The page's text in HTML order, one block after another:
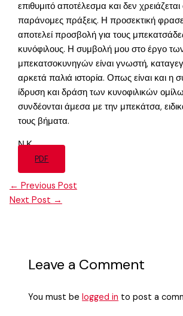
επιθυμιτό αποτέλεσμα και δεν
παράνομες πράξεις. Η προσεκτική
αποτελεί προσβολή για τους
κυνόφιλους. Η συμβολή μου στο έργο
μπεκατσοκυνηγών είναι γνωστή,
αρκετά παλιά ιστορία. Οπως είναι και η
ίδρυση και δράση των κυνοφιλικών
συνδέονται άμεσα με την μπεκάτσα,
τους βήματα.
Ν.Κ.
PDF
← Previous Post
Next Post →
Leave a Comment
You must belogged in to post a